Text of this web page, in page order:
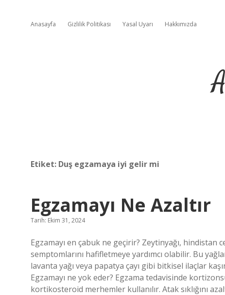
Anasayfa Gizlilik Politikası Yasal Uyarı Hakkımızda
Etiket: Duş egzamaya iyi gelir mi
Egzamayı Ne Azaltır
Tarih: Ekim 31, 2024
Egzamayı en çabuk ne geçirir? Zeytinyağı, hindistan
semptomlarını hafifletmeye yardımcı olabilir. Bu
lavanta yağı veya papatya çayı gibi bitkisel ilaçlar
Egzamayı ne yok eder? Egzama tedavisinde
kortikosteroid merhemler kullanılır. Atak sıklığını